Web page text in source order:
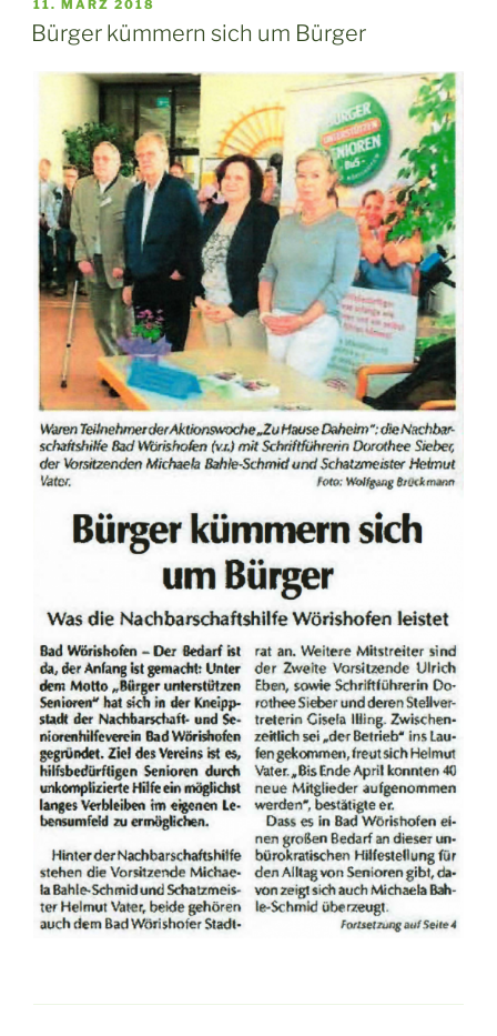
VERÖFFENTLICHT
AM
11. MÄRZ 2018
Bürger kümmern sich um Bürger